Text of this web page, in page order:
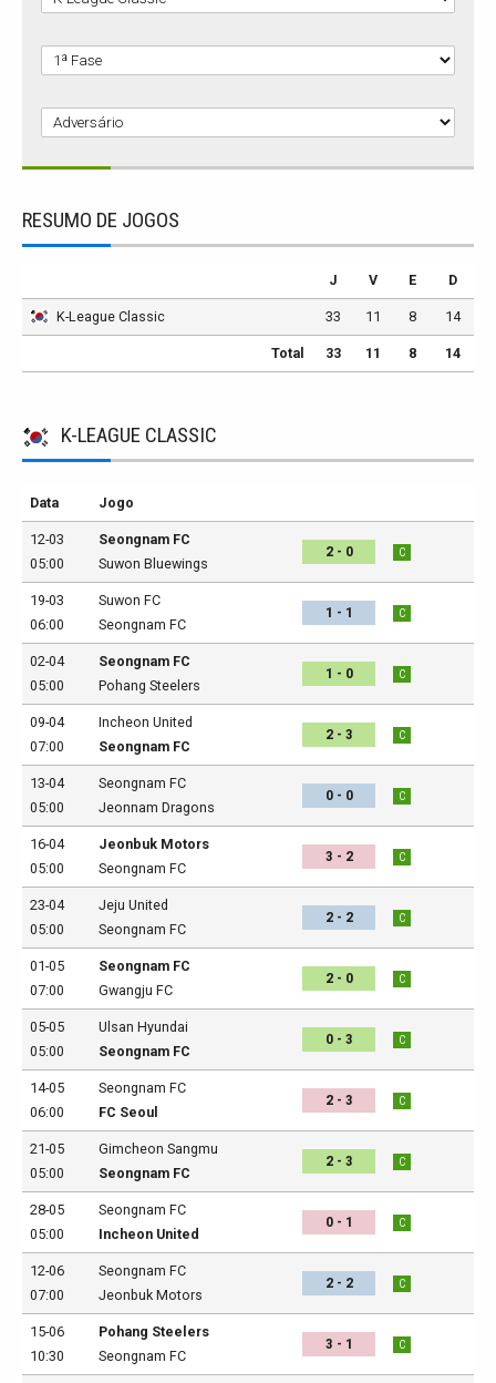
RESUMO DE JOGOS
J V E D
K-League Classic 33 11 8 14
Total 33 11 8 14
K-LEAGUE CLASSIC
Data Jogo
12-03
05:00
Seongnam FC
Suwon Bluewings
2 - 0 C
19-03
06:00
Suwon FC
Seongnam FC
1 - 1 C
02-04
05:00
Seongnam FC
Pohang Steelers
1 - 0 C
09-04
07:00
Incheon United
Seongnam FC
2 - 3 C
13-04
05:00
Seongnam FC
Jeonnam Dragons
0 - 0 C
16-04
05:00
Jeonbuk Motors
Seongnam FC
3 - 2 C
23-04
05:00
Jeju United
Seongnam FC
2 - 2 C
01-05
07:00
Seongnam FC
Gwangju FC
2 - 0 C
05-05
05:00
Ulsan Hyundai
Seongnam FC
0 - 3 C
14-05
06:00
Seongnam FC
FC Seoul
2 - 3 C
21-05
05:00
Gimcheon Sangmu
Seongnam FC
2 - 3 C
28-05
05:00
Seongnam FC
Incheon United
0 - 1 C
12-06
07:00
Seongnam FC
Jeonbuk Motors
2 - 2 C
15-06
10:30
Pohang Steelers
Seongnam FC
3 - 1 C